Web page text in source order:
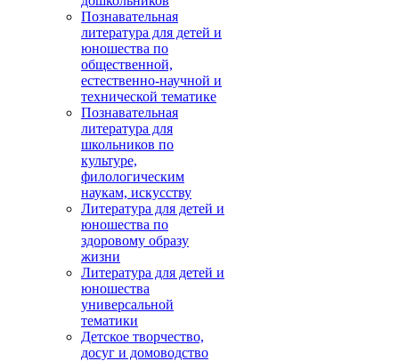
Познавательная
литература для детей и
юношества по
общественной,
естественно-научной и
технической тематике
Познавательная
литература для
школьников по
культуре,
филологическим
наукам, искусству
Литература для детей и
юношества по
здоровому образу
жизни
Литература для детей и
юношества
универсальной
тематики
Детское творчество,
досуг и домоводство